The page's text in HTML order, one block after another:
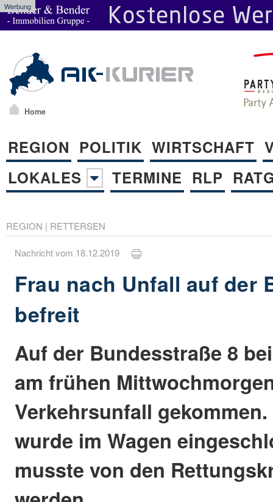
Werbung
Home
REGION POLITIK WIRTSCHAFT
LOKALES
TERMINE RLP
REGION | RETTERSEN
Nachricht vom 18.12.2019
Frau nach Unfall auf der
befreit
Auf der Bundesstraße 8
am frühen
Verkehrsunfall
wurde im Wagen
musste von den